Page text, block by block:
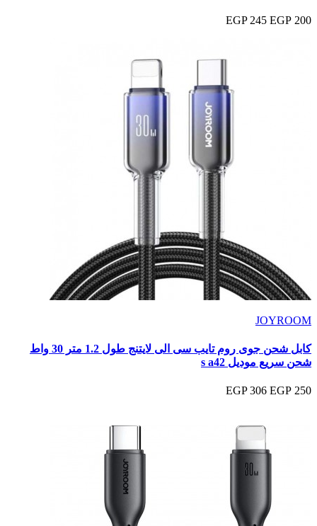
200 EGP
245 EGP
JOYROOM
كابل شحن جوى روم تايب سى الى لايتنج طول 1.2 متر 30 واط
شحن سريع موديل s a42
250 EGP
306 EGP